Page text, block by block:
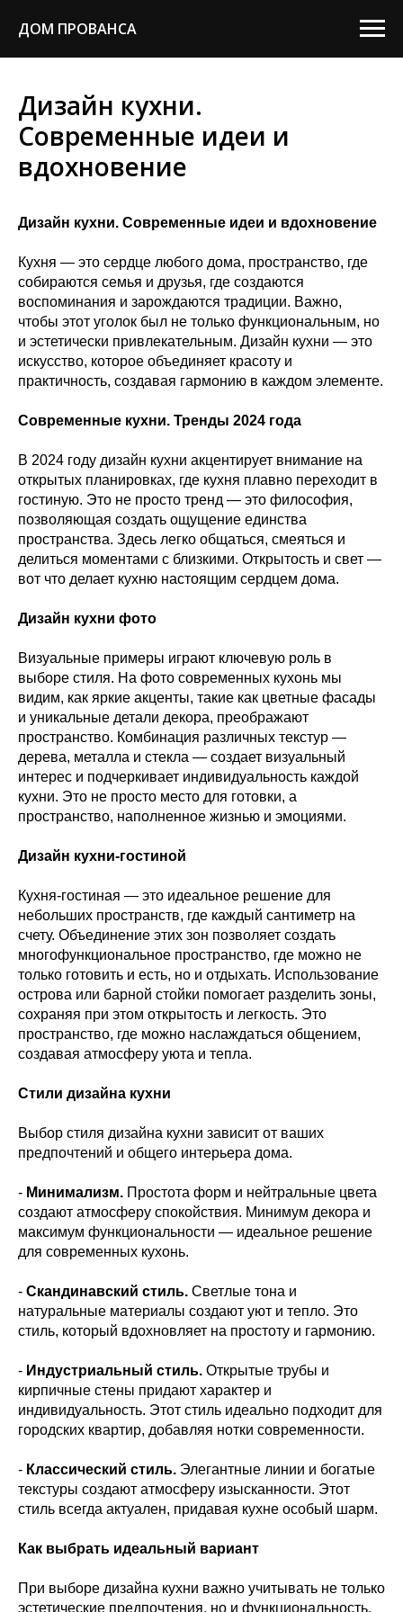
ДОМ ПРОВАНСА
Дизайн кухни.
Современные идеи и
вдохновение
Дизайн кухни. Современные идеи и вдохновение
Кухня — это сердце любого дома, пространство, где
собираются семья и друзья, где создаются
воспоминания и зарождаются традиции. Важно,
чтобы этот уголок был не только функциональным, но
и эстетически привлекательным. Дизайн кухни — это
искусство, которое объединяет красоту и
практичность, создавая гармонию в каждом элементе.
Современные кухни. Тренды 2024 года
В 2024 году дизайн кухни акцентирует внимание на
открытых планировках, где кухня плавно переходит в
гостиную. Это не просто тренд — это философия,
позволяющая создать ощущение единства
пространства. Здесь легко общаться, смеяться и
делиться моментами с близкими. Открытость и свет —
вот что делает кухню настоящим сердцем дома.
Дизайн кухни фото
Визуальные примеры играют ключевую роль в
выборе стиля. На фото современных кухонь мы
видим, как яркие акценты, такие как цветные фасады
и уникальные детали декора, преображают
пространство. Комбинация различных текстур —
дерева, металла и стекла — создает визуальный
интерес и подчеркивает индивидуальность каждой
кухни. Это не просто место для готовки, а
пространство, наполненное жизнью и эмоциями.
Дизайн кухни-гостиной
Кухня-гостиная — это идеальное решение для
небольших пространств, где каждый сантиметр на
счету. Объединение этих зон позволяет создать
многофункциональное пространство, где можно не
только готовить и есть, но и отдыхать. Использование
острова или барной стойки помогает разделить зоны,
сохраняя при этом открытость и легкость. Это
пространство, где можно наслаждаться общением,
создавая атмосферу уюта и тепла.
Стили дизайна кухни
Выбор стиля дизайна кухни зависит от ваших
предпочтений и общего интерьера дома.
- Минимализм. Простота форм и нейтральные цвета
создают атмосферу спокойствия. Минимум декора и
максимум функциональности — идеальное решение
для современных кухонь.
- Скандинавский стиль. Светлые тона и
натуральные материалы создают уют и тепло. Это
стиль, который вдохновляет на простоту и гармонию.
- Индустриальный стиль. Открытые трубы и
кирпичные стены придают характер и
индивидуальность. Этот стиль идеально подходит для
городских квартир, добавляя нотки современности.
- Классический стиль. Элегантные линии и богатые
текстуры создают атмосферу изысканности. Этот
стиль всегда актуален, придавая кухне особый шарм.
Как выбрать идеальный вариант
При выборе дизайна кухни важно учитывать не только
эстетические предпочтения, но и функциональность.